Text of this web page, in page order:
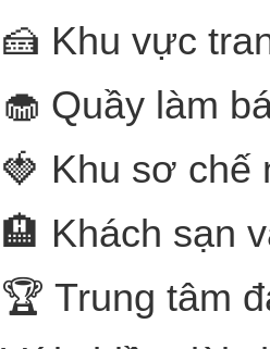
🍰 Khu vực
🧁 Quầy làm
🍓 Khu sơ chế
🏨 Khách sạn
🏆 Trung tâm